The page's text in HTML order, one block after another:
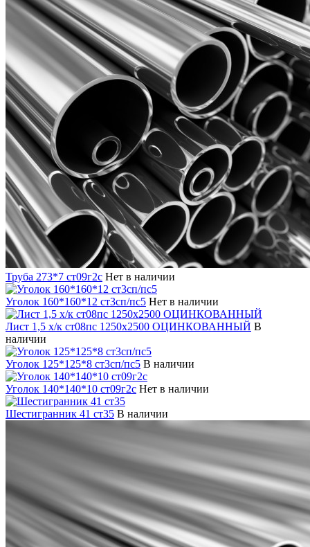
Труба 273*7 ст09г2с Нет в наличии
Уголок 160*160*12 ст3сп/пс5 Нет в наличии
Лист 1,5 х/к ст08пс 1250х2500 ОЦИНКОВАННЫЙ В
наличии
Уголок 125*125*8 ст3сп/пс5 В наличии
Уголок 140*140*10 ст09г2с Нет в наличии
Шестигранник 41 ст35 В наличии